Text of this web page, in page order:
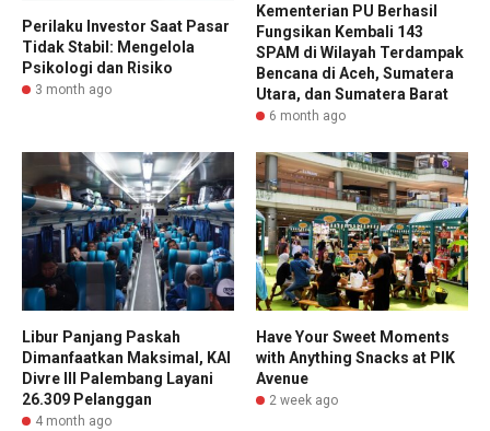
Perilaku Investor Saat Pasar
Tidak Stabil: Mengelola
Psikologi dan Risiko
3 month ago
Kementerian PU Berhasil
Fungsikan Kembali 143
SPAM di Wilayah Terdampak
Bencana di Aceh, Sumatera
Utara, dan Sumatera Barat
6 month ago
Libur Panjang Paskah
Dimanfaatkan Maksimal, KAI
Divre III Palembang Layani
26.309 Pelanggan
4 month ago
Have Your Sweet Moments
with Anything Snacks at PIK
Avenue
2 week ago